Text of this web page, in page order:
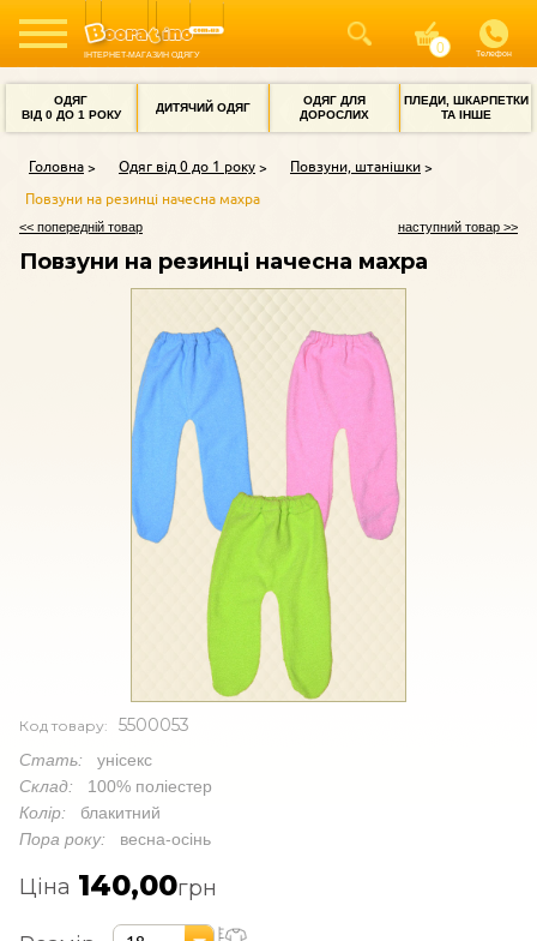
ІНТЕРНЕТ-МАГАЗИН ОДЯГУ Телефон
ОДЯГ
ВІД 0 ДО 1 РОКУ
ДИТЯЧИЙ ОДЯГ
ОДЯГ ДЛЯ
ДОРОСЛИХ
ПЛЕДИ, ШКАРПЕТКИ
ТА ІНШЕ
Головна Одяг від 0 до 1 року
Повзуни, штанішки
Повзуни на резинці начесна махра
<< попередній товар наступний товар >>
Повзуни на резинці начесна махра
Код товару: 5500053
Стать: унісекс
Склад: 100% поліестер
Колір: блакитний
Пора року: весна-осінь
Ціна 140,00грн